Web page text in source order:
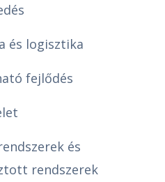
és logisztika
fejlődés
és
rendszerek